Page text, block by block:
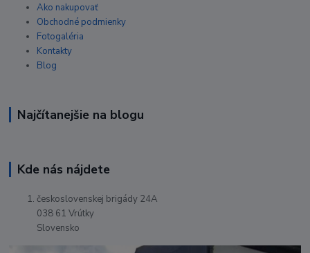
Ako nakupovať
Obchodné podmienky
Fotogaléria
Kontakty
Blog
Najčítanejšie na blogu
Kde nás nájdete
československej brigády 24A
038 61 Vrútky
Slovensko